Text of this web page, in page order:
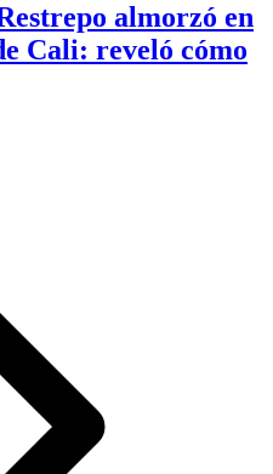
almorzó en
Cali: reveló cómo